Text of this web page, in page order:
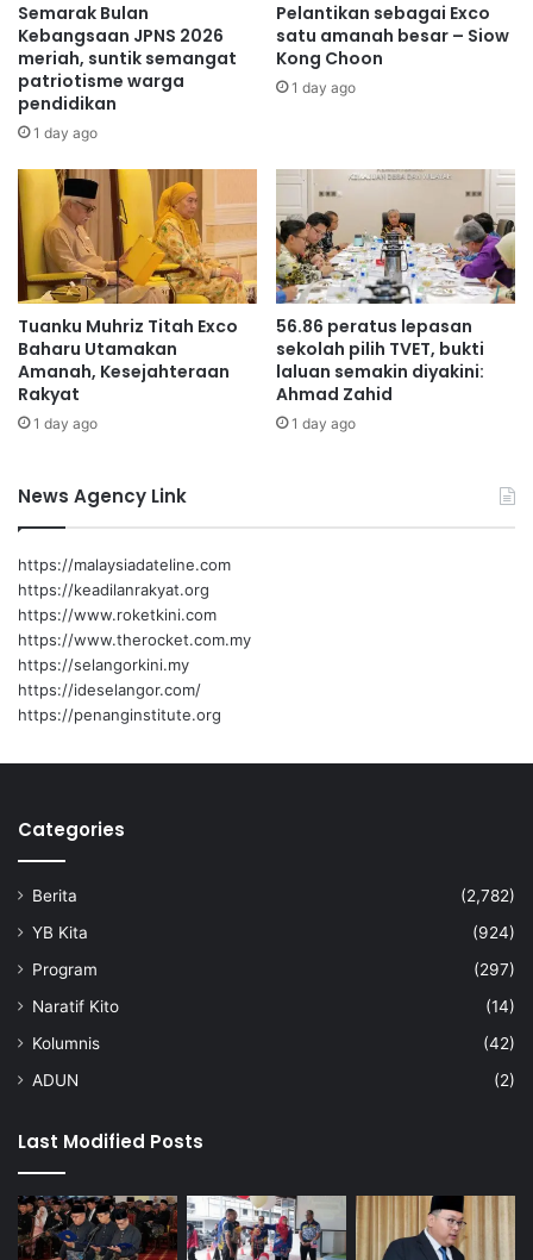
g
p
e
r
l
a
n
d
a
a
h
u
e
m
u
l
a
b
r
j
a
y
a
d
i
k
u
t
i
i
B
a
n
d
a
r
A
i
l
Semarak Bulan
Kebangsaan JPNS 2026
meriah, suntik semangat
patriotisme warga
pendidikan
1 day ago
Pelantikan sebagai Exco
satu amanah besar – Siow
Kong Choon
1 day ago
Tuanku Muhriz Titah Exco
Baharu Utamakan
Amanah, Kesejahteraan
Rakyat
1 day ago
56.86 peratus lepasan
sekolah pilih TVET, bukti
laluan semakin diyakini:
Ahmad Zahid
1 day ago
News Agency Link
https://malaysiadateline.com
https://keadilanrakyat.org
https://www.roketkini.com
https://www.therocket.com.my
https://selangorkini.my
https://ideselangor.com/
https://penanginstitute.org
Categories
Berita
(2,782)
YB Kita
(924)
Program
(297)
Naratif Kito
(14)
Kolumnis
(42)
ADUN
(2)
Last Modified Posts